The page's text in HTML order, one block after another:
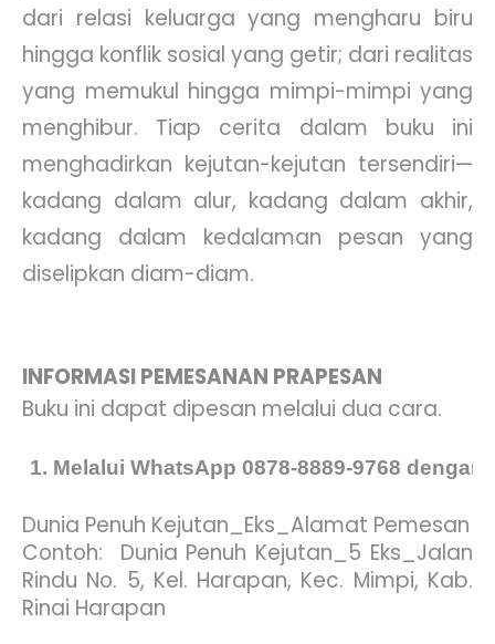
dari relasi keluarga yang mengharu biru
hingga konflik sosial yang getir; dari realitas
yang memukul hingga mimpi-mimpi yang
menghibur. Tiap cerita dalam buku ini
menghadirkan kejutan-kejutan tersendiri—
kadang dalam alur, kadang dalam akhir,
kadang dalam kedalaman pesan yang
diselipkan diam-diam.
INFORMASI PEMESANAN PRAPESAN
Buku ini dapat dipesan melalui dua cara.
Melalui WhatsApp 0878-8889-9768
Dunia Penuh Kejutan_Eks_Alamat Pemesan
Contoh: Dunia Penuh Kejutan_5 Eks_Jalan
Rindu No. 5, Kel. Harapan, Kec. Mimpi, Kab.
Rinai Harapan